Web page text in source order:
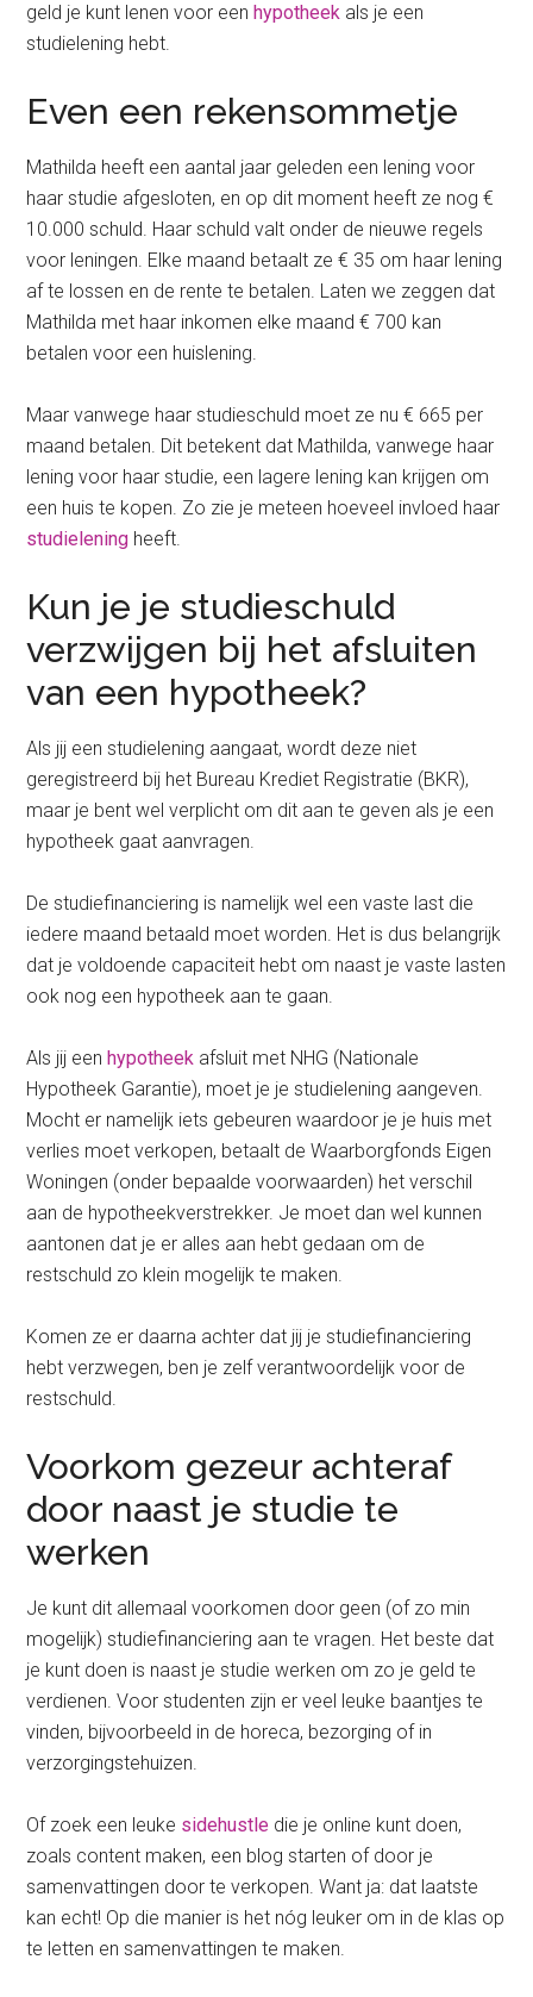
geld je kunt lenen voor eenhypotheek als je een
studielening hebt.
Even een rekensommetje
Mathilda heeft een aantal jaar geleden een lening voor
haar studie afgesloten, en op dit moment heeft ze nog €
10.000 schuld. Haar schuld valt onder de nieuwe regels
voor leningen. Elke maand betaalt ze € 35 om haar lening
af te lossen en de rente te betalen. Laten we zeggen dat
Mathilda met haar inkomen elke maand € 700 kan
betalen voor een huislening.
Maar vanwege haar studieschuld moet ze nu € 665 per
maand betalen. Dit betekent dat Mathilda, vanwege haar
lening voor haar studie, een lagere lening kan krijgen om
een huis te kopen. Zo zie je meteen hoeveel invloed haar
studielening heeft.
Kun je je studieschuld
verzwijgen bij het afsluiten
van een hypotheek?
Als jij een studielening aangaat, wordt deze niet
geregistreerd bij het Bureau Krediet Registratie (BKR),
maar je bent wel verplicht om dit aan te geven als je een
hypotheek gaat aanvragen.
De studiefinanciering is namelijk wel een vaste last die
iedere maand betaald moet worden. Het is dus belangrijk
dat je voldoende capaciteit hebt om naast je vaste lasten
ook nog een hypotheek aan te gaan.
Als jij eenhypotheek afsluit met NHG (Nationale
Hypotheek Garantie), moet je je studielening aangeven.
Mocht er namelijk iets gebeuren waardoor je je huis met
verlies moet verkopen, betaalt de Waarborgfonds Eigen
Woningen (onder bepaalde voorwaarden) het verschil
aan de hypotheekverstrekker. Je moet dan wel kunnen
aantonen dat je er alles aan hebt gedaan om de
restschuld zo klein mogelijk te maken.
Komen ze er daarna achter dat jij je studiefinanciering
hebt verzwegen, ben je zelf verantwoordelijk voor de
restschuld.
Voorkom gezeur achteraf
door naast je studie te
werken
Je kunt dit allemaal voorkomen door geen (of zo min
mogelijk) studiefinanciering aan te vragen. Het beste dat
je kunt doen is naast je studie werken om zo je geld te
verdienen. Voor studenten zijn er veel leuke baantjes te
vinden, bijvoorbeeld in de horeca, bezorging of in
verzorgingstehuizen.
Of zoek een leuke sidehustle die je online kunt doen,
zoals content maken, een blog starten of door je
samenvattingen door te verkopen. Want ja: dat laatste
kan echt! Op die manier is het nóg leuker om in de klas op
te letten en samenvattingen te maken.